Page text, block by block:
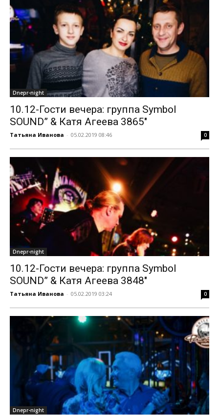
Dnepr-night
10.12-Гости вечера: группа Symbol
SOUND” & Катя Агеева 3865″
Татьяна Иванова - 05.02.2019 08:46 0
Dnepr-night
10.12-Гости вечера: группа Symbol
SOUND” & Катя Агеева 3848″
Татьяна Иванова - 05.02.2019 03:24 0
Dnepr-night